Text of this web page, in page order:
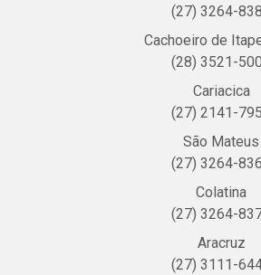
(27) 3264-
Cachoeiro de
(28) 3521-
Cariacica
(27) 2141-
São Mateus
(27) 3264-
Colatina
(27) 3264-
Aracruz
(27) 3111-